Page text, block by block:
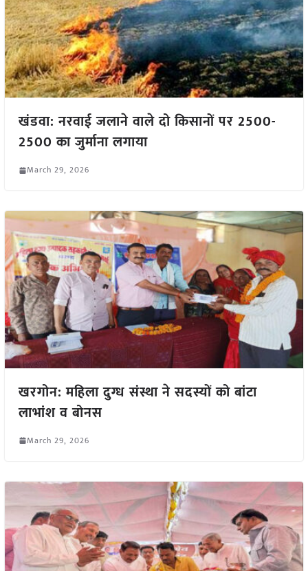
खंडवा: नरवाई जलाने वाले दो किसानों पर 2500-
2500 का जुर्माना लगाया
March 29, 2026
खरगोन: महिला दुग्ध संस्था ने सदस्यों को बांटा
लाभांश व बोनस
March 29, 2026